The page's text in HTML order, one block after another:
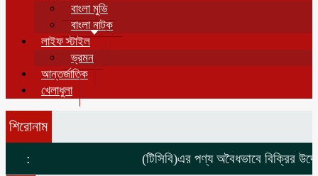
বাংলা মুভি
বাংলা নাটক
লাইফ স্টাইল
ভ্রমন
আন্তর্জাতিক
খেলাধুলা
শিরোনাম
: (টিসিবি)এর পণ্য অবৈধভাবে বিক্রির